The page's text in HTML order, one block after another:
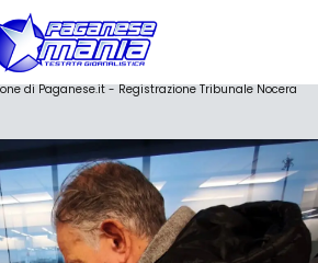
di Paganese.it - Registrazione Tribunale Nocera